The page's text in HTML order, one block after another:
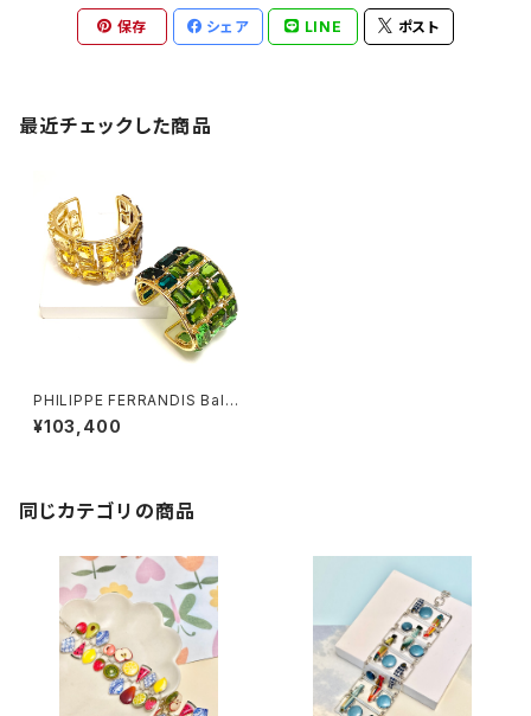
保存 シェア LINE ポスト
最近チェックした商品
PHILIPPE FERRANDIS Balé
ares バングル
¥103,400
同じカテゴリの商品